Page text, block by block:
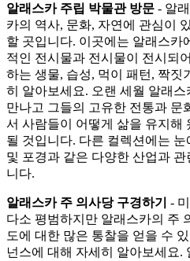
알래스카 주립 박물관 방문 - 알
카의 역사, 문화, 자연에 관심이
할 곳입니다. 이곳에는 알래스카
적인 전시물과 전시물이 전시되
하는 생물, 습성, 먹이 패턴, 짝짓
히 알아보세요. 오랜 세월 알래
만나고 그들의 고유한 전통과 문
서 사람들이 어떻게 삶을 유지해
될 것입니다. 다른 컬렉션에는 눈
및 포경과 같은 다양한 산업과
니다.
알래스카 주 의사당 구경하기 -
다소 평범하지만 알래스카의 주
도에 대한 많은 통찰을 얻을 수
넌스에 대해 자세히 알아보세요.